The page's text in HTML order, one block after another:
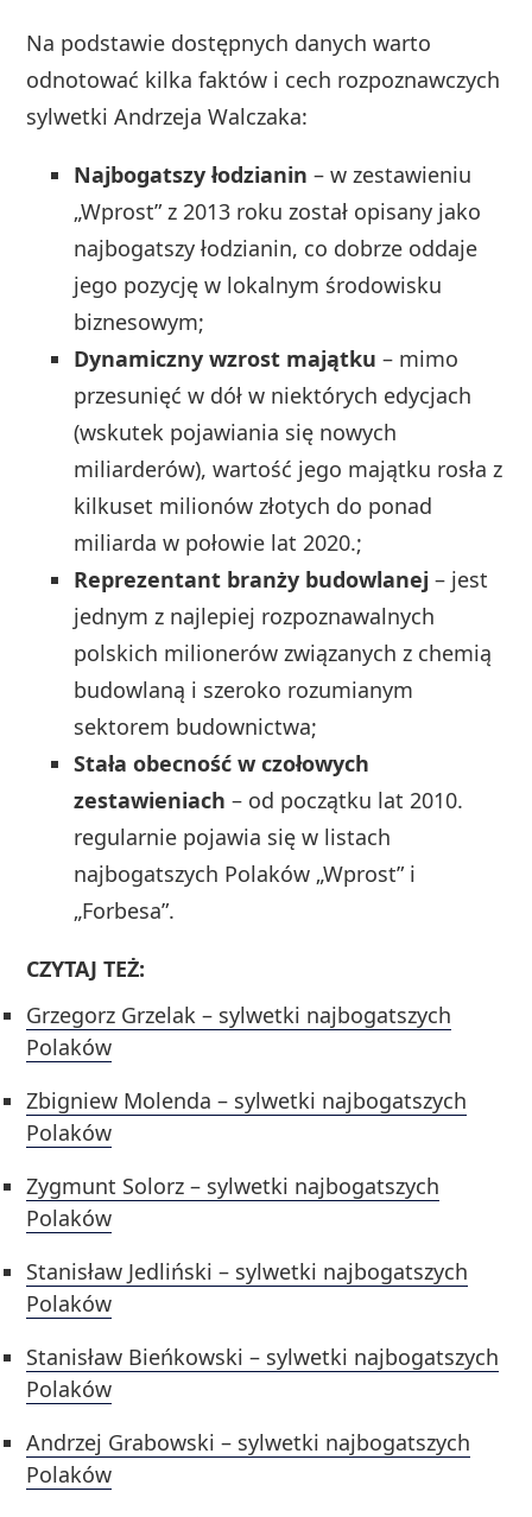
Na podstawie dostępnych danych warto
odnotować kilka faktów i cech rozpoznawczych
sylwetki Andrzeja Walczaka:
Najbogatszy łodzianin – w zestawieniu
„Wprost” z 2013 roku został opisany jako
najbogatszy łodzianin, co dobrze oddaje
jego pozycję w lokalnym środowisku
biznesowym;
Dynamiczny wzrost majątku – mimo
przesunięć w dół w niektórych edycjach
(wskutek pojawiania się nowych
miliarderów), wartość jego majątku rosła z
kilkuset milionów złotych do ponad
miliarda w połowie lat 2020.;
Reprezentant branży budowlanej – jest
jednym z najlepiej rozpoznawalnych
polskich milionerów związanych z chemią
budowlaną i szeroko rozumianym
sektorem budownictwa;
Stała obecność w czołowych
zestawieniach – od początku lat 2010.
regularnie pojawia się w listach
najbogatszych Polaków „Wprost” i
„Forbesa”.
CZYTAJ TEŻ:
Grzegorz Grzelak – sylwetki najbogatszych
Polaków
Zbigniew Molenda – sylwetki najbogatszych
Polaków
Zygmunt Solorz – sylwetki najbogatszych
Polaków
Stanisław Jedliński – sylwetki najbogatszych
Polaków
Stanisław Bieńkowski – sylwetki najbogatszych
Polaków
Andrzej Grabowski – sylwetki najbogatszych
Polaków